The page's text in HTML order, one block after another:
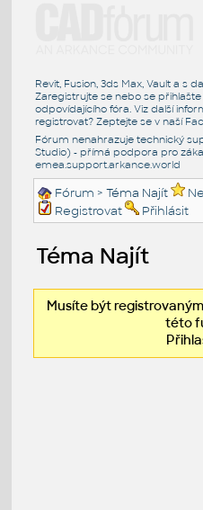
Revit, Fusion, 3ds Max, Vault a s
Zaregistrujte se nebo se
odpovídajícího fóra. Viz další
registrovat? Zeptejte se v naší
Fórum nenahrazuje technický
Studio) - přímá podpora pro
emea.support.arkance.world
Fórum > Téma Najít
Registrovat
Přihlásit
Téma Najít
Musíte být
této